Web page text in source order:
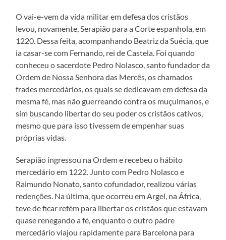
O vai-e-vem da vida militar em defesa dos cristãos
levou, novamente, Serapião para a Corte espanhola, em
1220. Dessa feita, acompanhando Beatriz da Suécia, que
ia casar-se com Fernando, rei de Castela. Foi quando
conheceu o sacerdote Pedro Nolasco, santo fundador da
Ordem de Nossa Senhora das Mercês, os chamados
frades mercedários, os quais se dedicavam em defesa da
mesma fé, mas não guerreando contra os muçulmanos, e
sim buscando libertar do seu poder os cristãos cativos,
mesmo que para isso tivessem de empenhar suas
próprias vidas.
Serapião ingressou na Ordem e recebeu o hábito
mercedário em 1222. Junto com Pedro Nolasco e
Raimundo Nonato, santo cofundador, realizou várias
redenções. Na última, que ocorreu em Argel, na África,
teve de ficar refém para libertar os cristãos que estavam
quase renegando a fé, enquanto o outro padre
mercedário viajou rapidamente para Barcelona para